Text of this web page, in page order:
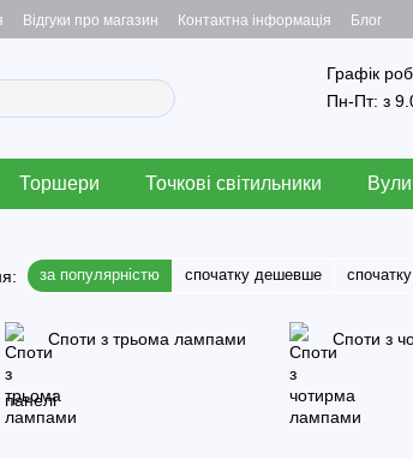
Відгуки про магазин Контактна інформація Блог
Графік
Пн-Пт: з
Торшери Точкові світильники
за популярністю спочатку дешевше
Споти з трьома лампами Споти з
панелі